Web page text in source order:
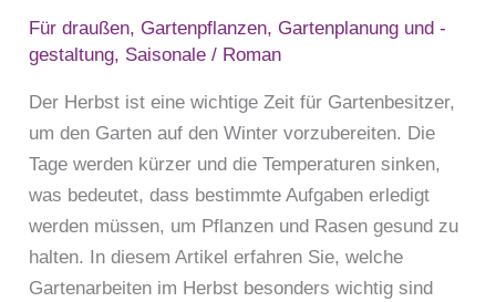
Für draußen, Gartenpflanzen, Gartenplanung und -
gestaltung, Saisonale / Roman
Der Herbst ist eine wichtige Zeit für Gartenbesitzer,
um den Garten auf den Winter vorzubereiten. Die
Tage werden kürzer und die Temperaturen sinken,
was bedeutet, dass bestimmte Aufgaben erledigt
werden müssen, um Pflanzen und Rasen gesund zu
halten. In diesem Artikel erfahren Sie, welche
Gartenarbeiten im Herbst besonders wichtig sind